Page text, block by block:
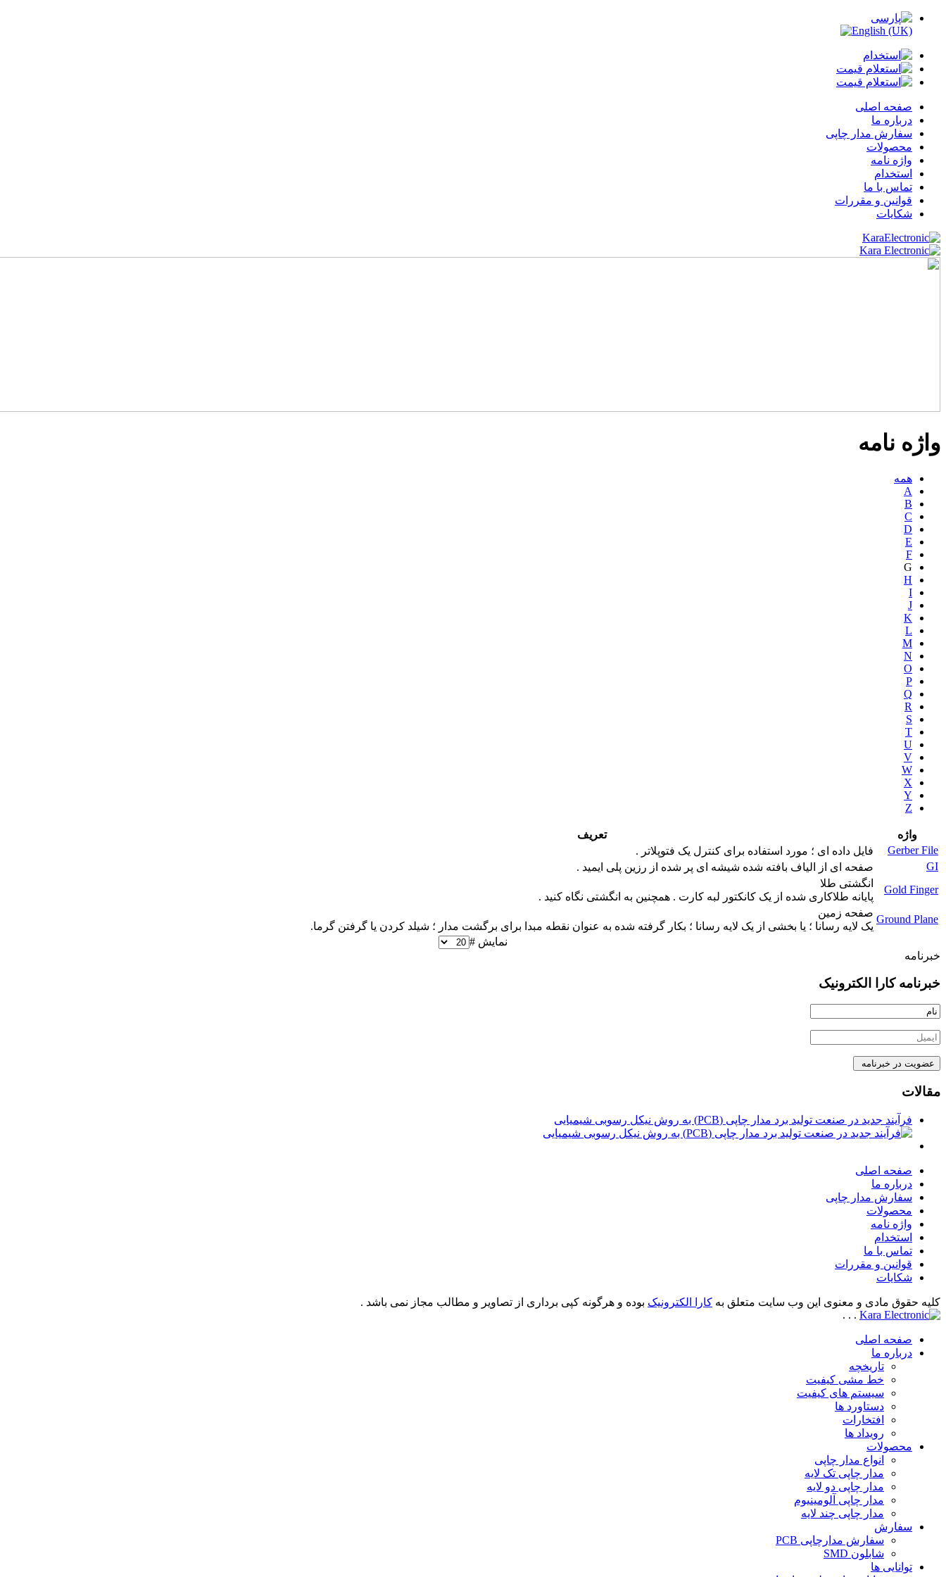
صفحه اصلی
درباره ما
سفارش مدار چاپی
محصولات
واژه نامه
استخدام
تماس با ما
قوانین و مقررات
شکایات
واژه نامه
همه
A
B
C
D
E
F
G
H
I
J
K
L
M
N
O
P
Q
R
S
T
U
V
W
X
Y
Z
واژه
تعریف
Gerber File
فايل داده ای ؛ مورد استفاده برای کنترل يک فتوپلاتر .
GI
صفحه ای از الياف بافته شده شيشه ای پر شده از رزين پلی ايميد .
Gold Finger
انگشتی طلا
پايانه طلاکاری شده از يک کانکتور لبه کارت . همچنين به انگشتی نگاه کنيد .
Ground Plane
صفحه زمين
يک لايه رسانا ؛ يا بخشی از يک لايه رسانا ؛ بکار گرفته شده به عنوان نقطه مبدا برای برگشت مدار ؛ شيلد کردن يا گرفتن گرما.
نمایش #
خبرنامه
خبرنامه کارا الکترونیک
مقالات
فرآیند جدید در صنعت تولید برد مدار چاپی (PCB) به روش نیکل رسوبی شیمیایی
صفحه اصلی
درباره ما
سفارش مدار چاپی
محصولات
واژه نامه
استخدام
تماس با ما
قوانین و مقررات
شکایات
کلیه حقوق مادی و معنوی این وب سایت متعلق به کارا الکترونیک بوده و هرگونه کپی برداری از تصاویر و مطالب مجاز نمی باشد .
.
.
.
صفحه اصلی
درباره ما
تاریخچه
خط مشی کیفیت
سیستم های کیفیت
دستاورد ها
افتخارات
رویداد ها
محصولات
انواع مدار چاپی
مدار چاپی تک لایه
مدار چاپی دو لایه
مدار چاپی آلومینیوم
مدار چاپی چند لایه
سفارش
سفارش مدارچاپی PCB
شابلون SMD
توانایی ها